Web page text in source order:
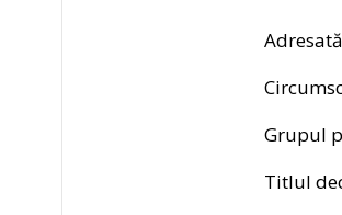
Grupul
Titlul